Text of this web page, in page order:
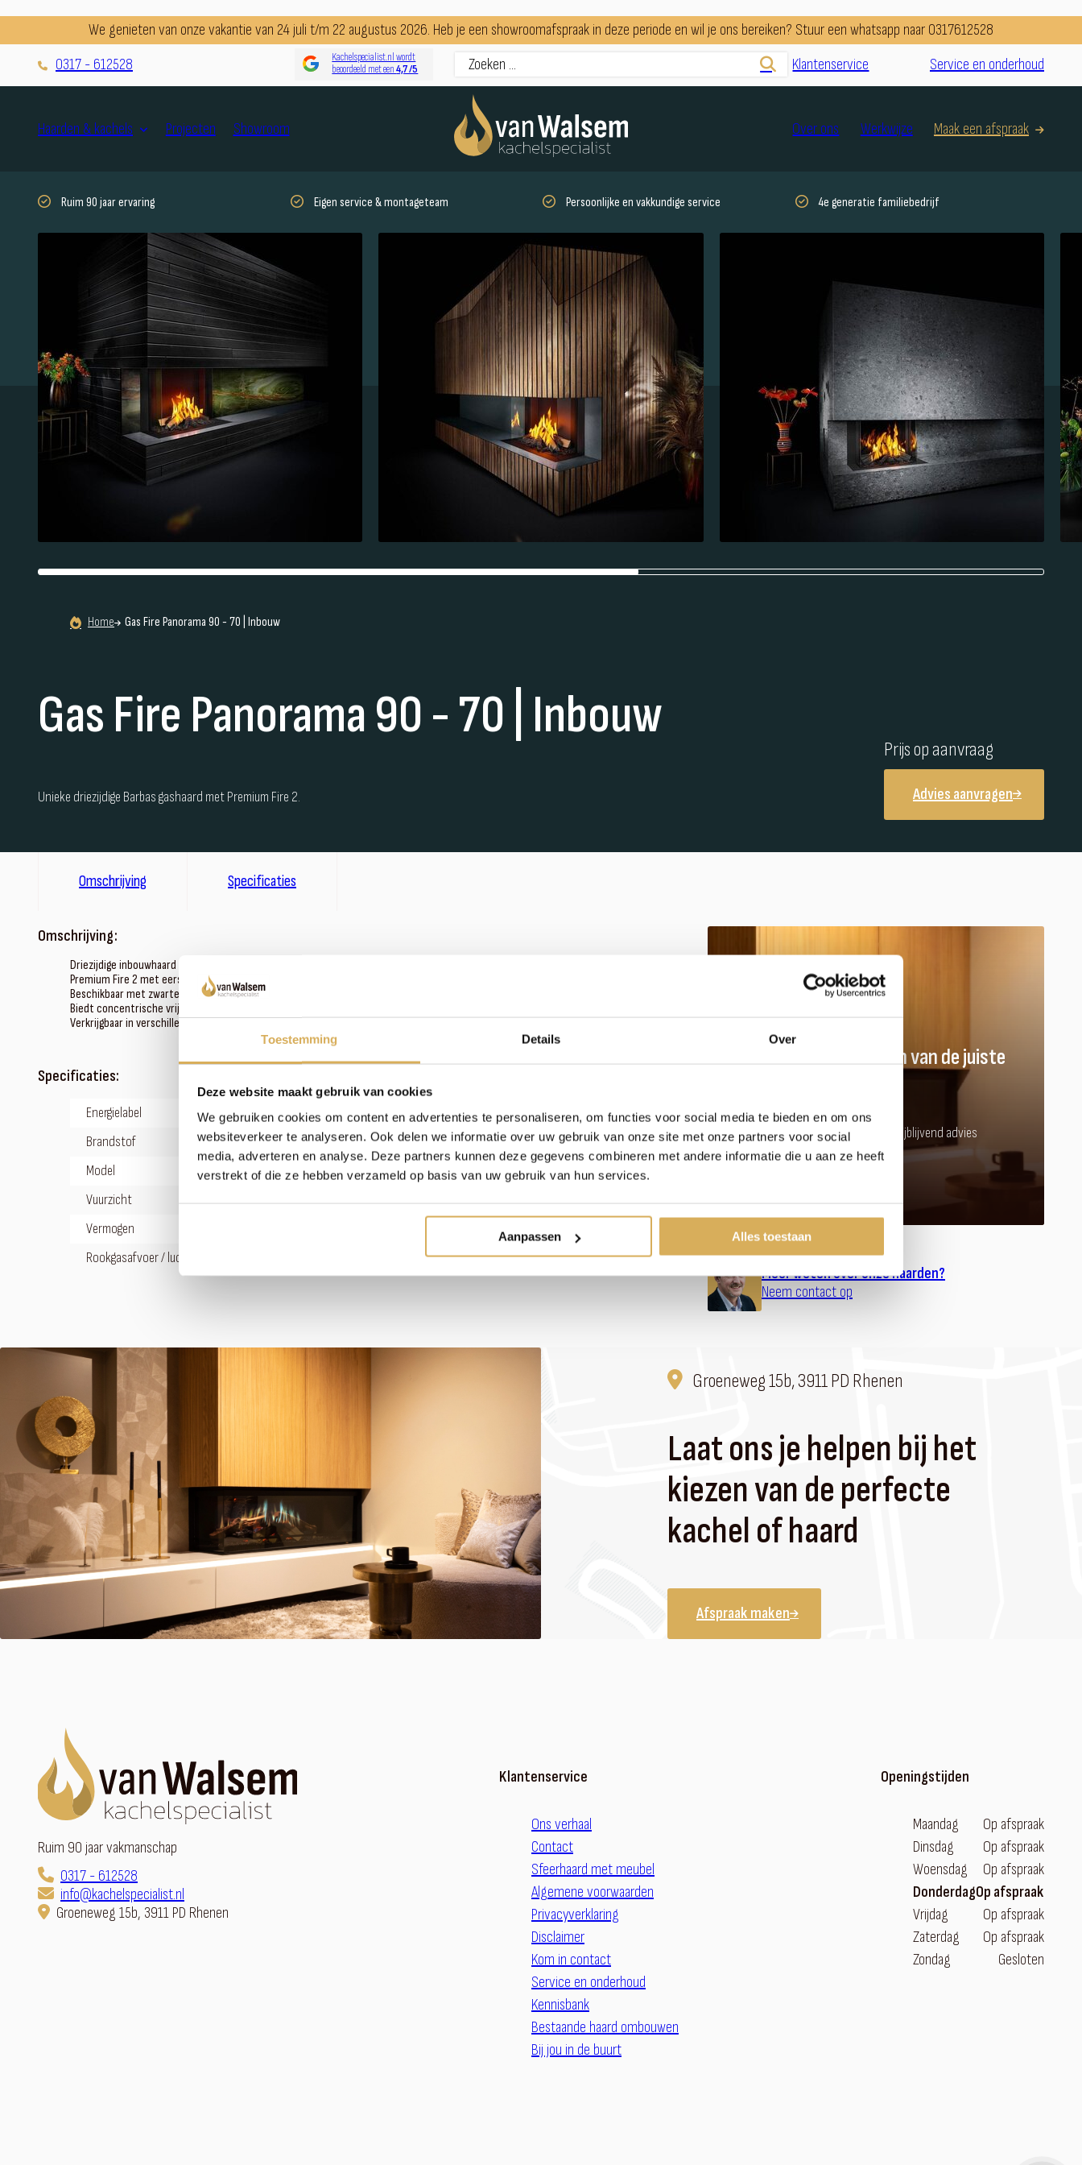
Toestemming Details Over
Deze website maakt gebruik van cookies
We gebruiken cookies om content en advertenties te personaliseren, om functies voor social media te bieden en om ons
websiteverkeer te analyseren. Ook delen we informatie over uw gebruik van onze site met onze partners voor social
media, adverteren en analyse. Deze partners kunnen deze gegevens combineren met andere informatie die u aan ze heeft
verstrekt of die ze hebben verzameld op basis van uw gebruik van hun services.
Aanpassen Alles toestaan
We genieten van onze vakantie van 24 juli t/m 22 augustus 2026. Heb je een showroomafspraak in deze periode en wil je ons bereiken? Stuur een whatsapp naar 0317612528
0317 - 612528
Kachelspecialist.nl wordt
beoordeeld met een4,7 /5 Klantenservice Service en onderhoud
Haarden & kachels Projecten Showroom Over ons Werkwijze Maak een afspraak
Ruim 90 jaar ervaring Eigen service & montageteam Persoonlijke en vakkundige service 4e generatie familiebedrijf
Home Gas Fire Panorama 90 - 70 | Inbouw
Gas Fire Panorama 90 - 70 | Inbouw
Unieke driezijdige Barbas gashaard met Premium Fire 2.
Prijs op aanvraag
Advies aanvragen
Omschrijving Specificaties
Omschrijving:
Driezijdige inbouwhaard
Premium Fire 2 met eersteklas vlammenspel en vuurbeleving
Beschikbaar met zwarte of natuurlijk gekleurde houtstammen
Biedt concentrische vrijheid en mogelijkheden in combinatie met het Opti-Vent systeem
Verkrijgbaar in verschillende maten
Specificaties:
Energielabel
A
Brandstof
Gas
Model
Inbouw
Vuurzicht
3 zijdig
Vermogen
Rookgasafvoer / luchttoevoer
100-150 mm / 130-200 mm
Hulp nodig bij het vinden van de juiste
Kom langs in onze showroom voor vrijblijvend advies
Meer weten over onze haarden?
Neem contact op
Groeneweg 15b, 3911 PD Rhenen
Laat ons je helpen bij het
kiezen van de perfecte
kachel of haard
Afspraak maken
Ruim 90 jaar vakmanschap
0317 - 612528
info@kachelspecialist.nl
Groeneweg 15b, 3911 PD Rhenen
Klantenservice
Ons verhaal
Contact
Sfeerhaard met meubel
Algemene voorwaarden
Privacyverklaring
Disclaimer
Kom in contact
Service en onderhoud
Kennisbank
Bestaande haard ombouwen
Bij jou in de buurt
Openingstijden
Maandag
Op afspraak
Dinsdag
Op afspraak
Woensdag
Op afspraak
DonderdagOp afspraak
Vrijdag
Op afspraak
Zaterdag
Op afspraak
Zondag
Gesloten